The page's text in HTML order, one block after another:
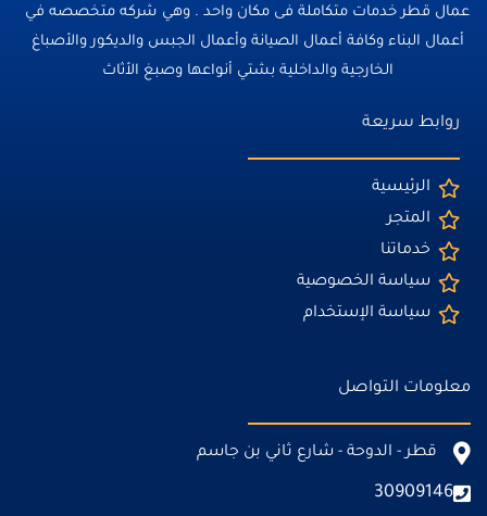
عمال قطر خدمات متكاملة فى مكان واحد . وهي شركه متخصصه في
أعمال البناء وكافة أعمال الصيانة وأعمال الجبس والديكور والأصباغ
الخارجية والداخلية بشتي أنواعها وصبغ الأثاث
روابط سريعة
الرئيسية
المتجر
خدماتنا
سياسة الخصوصية
سياسة الإستخدام
معلومات التواصل
قطر - الدوحة - شارع ثاني بن جاسم
30909146